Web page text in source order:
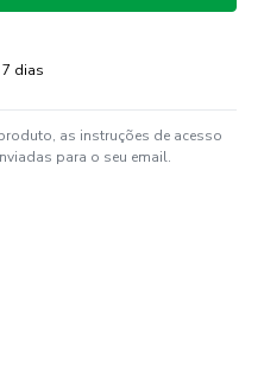
dias
as instruções de acesso
para o seu email.